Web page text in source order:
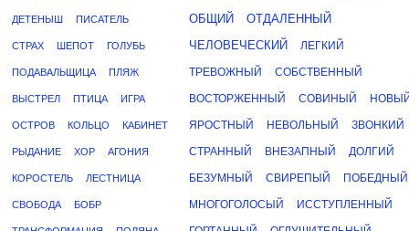
ДЕТЕНЫШ ПИСАТЕЛЬ
СТРАХ ШЕПОТ ГОЛУБЬ
ПОДАВАЛЬЩИЦА ПЛЯЖ
ВЫСТРЕЛ ПТИЦА ИГРА
ОСТРОВ КОЛЬЦО КАБИНЕТ
РЫДАНИЕ ХОР АГОНИЯ
КОРОСТЕЛЬ ЛЕСТНИЦА
СВОБОДА БОБР
ОБЩИЙ
ОТДАЛЕННЫЙ
ЧЕЛОВЕЧЕСКИЙ
ЛЕГКИЙ
ТРЕВОЖНЫЙ СОБСТВЕННЫЙ
ВОСТОРЖЕННЫЙ СОВИНЫЙ
ЯРОСТНЫЙ НЕВОЛЬНЫЙ ЗВОНКИЙ
СТРАННЫЙ ВНЕЗАПНЫЙ ДОЛГИЙ
БЕЗУМНЫЙ СВИРЕПЫЙ ПОБЕДНЫЙ
МНОГОГОЛОСЫЙ ИССТУПЛЕННЫЙ